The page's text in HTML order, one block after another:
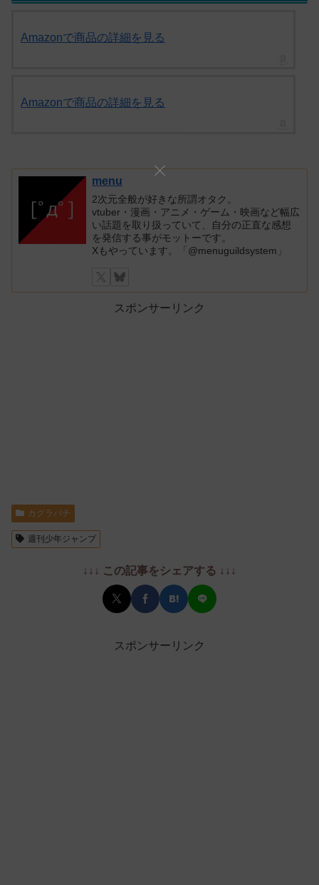
Amazonで商品の詳細を見る
Amazonで商品の詳細を見る
menu
2次元全般が好きな所謂オタク。
vtuber・漫画・アニメ・ゲーム・映画など幅広
い話題を取り扱っていて、自分の正直な感想
を発信する事がモットーです。
Xもやっています。「@menuguildsystem」
スポンサーリンク
カグラバチ
週刊少年ジャンプ
↓↓↓ この記事をシェアする ↓↓↓
スポンサーリンク